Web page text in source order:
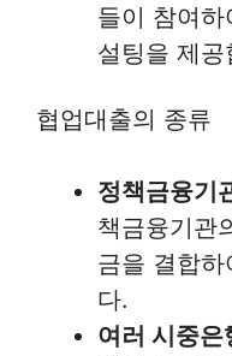
들이 참여
설팅을 제공
협업대출의 종류
정책금융기
책금융기관
금을 결합
다.
여러 시중은